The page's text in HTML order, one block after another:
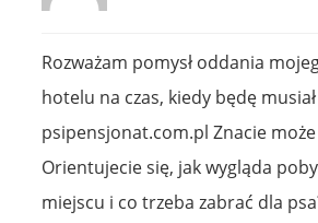
Rozważam pomysł oddania
hotelu na czas, kiedy będę
psipensjonat.com.pl Znacie
Orientujecie się, jak wygląda
miejscu i co trzeba zabrać dla